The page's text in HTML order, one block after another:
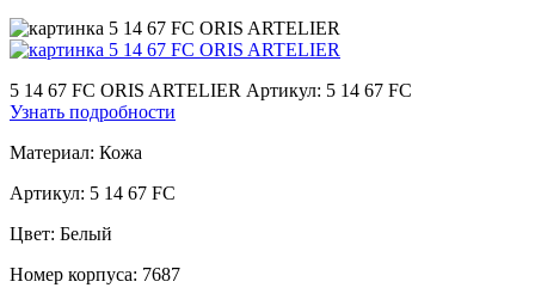
5 14 67 FC ORIS ARTELIER Артикул: 5 14 67 FC
Узнать подробности
Материал: Кожа
Артикул: 5 14 67 FC
Цвет: Белый
Номер корпуса: 7687